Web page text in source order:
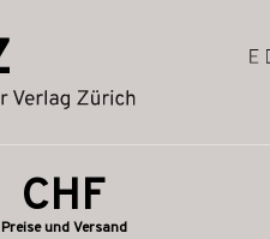
CHF
Preise und Versand